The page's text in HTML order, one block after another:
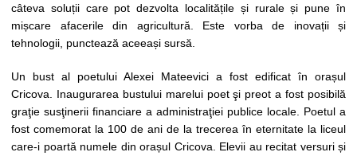
câteva soluții care pot dezvolta localitățile și rurale și pune în
mișcare afacerile din agricultură. Este vorba de inovații și
tehnologii, punctează aceeași sursă.
Un bust al poetului Alexei Mateevici a fost edificat în orașul
Cricova. Inaugurarea bustului marelui poet şi preot a fost posibilă
graţie susţinerii financiare a administraţiei publice locale. Poetul a
fost comemorat la 100 de ani de la trecerea în eternitate la liceul
care-i poartă numele din orașul Cricova. Elevii au recitat versuri și